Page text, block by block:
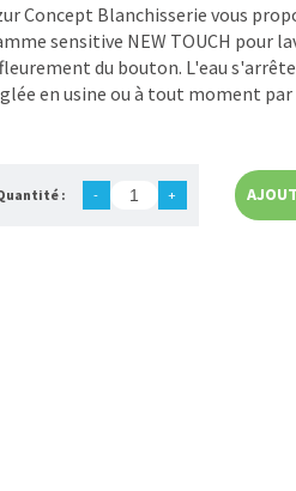
Concept Blanchisserie vous
sensitive NEW TOUCH pour
du bouton. L'eau
en usine ou à tout moment
: - +